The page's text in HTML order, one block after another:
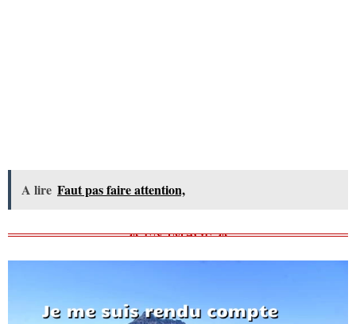
A lire Faut pas faire attention,